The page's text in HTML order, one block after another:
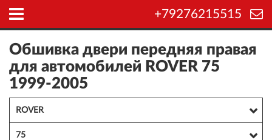
+79276215515
Обшивка двери передняя правая
для автомобилей ROVER 75
1999-2005
ROVER
75